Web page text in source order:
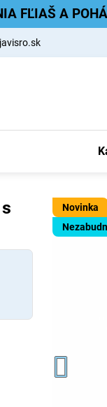
FĽIAŠ A
Novinka